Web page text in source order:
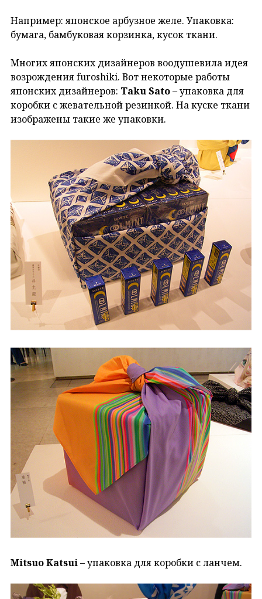
Например: японское арбузное желе. Упаковка:
бумага, бамбуковая корзинка, кусок ткани.
Многих японских дизайнеров воодушевила идея
возрождения furoshiki. Вот некоторые работы
японских дизайнеров: Taku Sato– упаковка для
коробки с жевательной резинкой. На куске ткани
изображены такие же упаковки.
Mitsuo Katsui– упаковка для коробки с ланчем.